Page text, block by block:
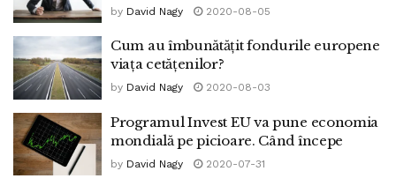
by David Nagy 2020-08-05
Cum au îmbunătățit fondurile europene
viața cetățenilor?
by David Nagy 2020-08-03
Programul Invest EU va pune economia
mondială pe picioare. Când începe
by David Nagy 2020-07-31